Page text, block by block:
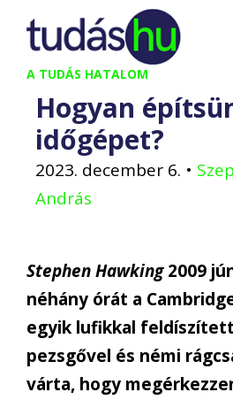
Kilépés
tartalomba
A TUDÁS HATALOM
Hogyan
időgépet?
2023. december 6. •
András
Stephen Hawking2009
néhány órát a
egyik lufikkal
pezsgővel és némi
várta, hogy